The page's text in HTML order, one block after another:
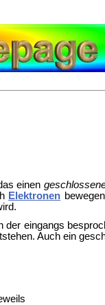
einen
Elektronen
der eingangs
Auch ein